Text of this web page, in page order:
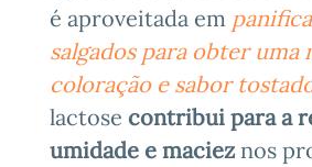
é aproveitada em
salgados para obter uma
coloração e sabor
lactose contribui para a
umidade e maciez nos